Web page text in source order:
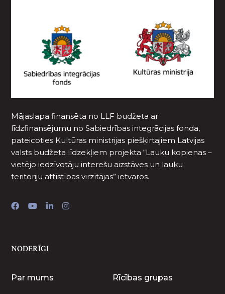
Mājaslapa finansēta no LLF budžeta ar
līdzfinansējumu no Sabiedrības integrācijas fonda,
pateicoties Kultūras ministrijas piešķirtajiem Latvijas
valsts budžeta līdzekļiem projekta “Lauku kopienas –
vietējo iedzīvotāju interešu aizstāves un lauku
teritoriju attīstības virzītājas” ietvaros.
NODERĪGI
Par mums Rīcības grupas